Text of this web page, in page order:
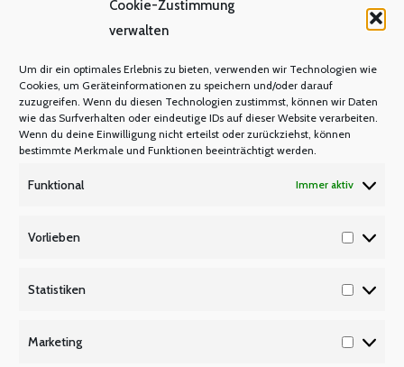
Cookie-Zustimmung
verwalten
Um dir ein optimales Erlebnis zu bieten, verwenden wir Technologien wie
Cookies, um Geräteinformationen zu speichern und/oder darauf
zuzugreifen. Wenn du diesen Technologien zustimmst, können wir Daten
wie das Surfverhalten oder eindeutige IDs auf dieser Website verarbeiten.
Wenn du deine Einwilligung nicht erteilst oder zurückziehst, können
bestimmte Merkmale und Funktionen beeinträchtigt werden.
Funktional Immer aktiv
Vorlieben
Statistiken
Marketing
Mastercard
Warum Mitglied werden?
Mitgliedsbeitrag
Mitglied werden
Tarifbeschäftigte